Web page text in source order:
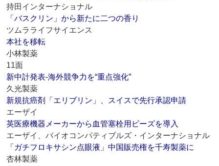
持田インターナショナル
「バスクリン」から新たに二つの香り
ツムラライフサイエンス
本社を移転
小林製薬
11面
新中計発表‐海外競争力を“重点強化”
久光製薬
新規抗癌剤「エリブリン」、スイスで先行承認申請
エーザイ
英医療機器メーカーから血管塞栓用ビーズを導入
エーザイ、バイオコンパティブルズ・インターナショナル
「ガチフロキサシン点眼液」中国販売権を千寿製薬に
杏林製薬